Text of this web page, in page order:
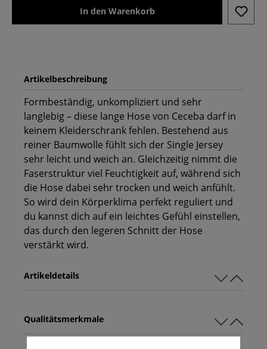
In den Warenkorb
Artikelbeschreibung
Formbeständig, unkompliziert und sehr
langlebig – diese lange Hose von Ceceba darf in
keinem Kleiderschrank fehlen. Bestehend aus
reiner Baumwolle fühlt sich der Single Jersey
sehr leicht und weich an. Gleichzeitig nimmt die
Faserstruktur viel Feuchtigkeit auf, während sich
die Hose dabei sehr trocken und weich anfühlt.
So wird dein Körperklima perfekt reguliert und
du kannst dich auf ein leichtes Gefühl einstellen,
das durch den legeren Schnitt der Hose
verstärkt wird.
Qualitätsmerkmale
Artikeldetails